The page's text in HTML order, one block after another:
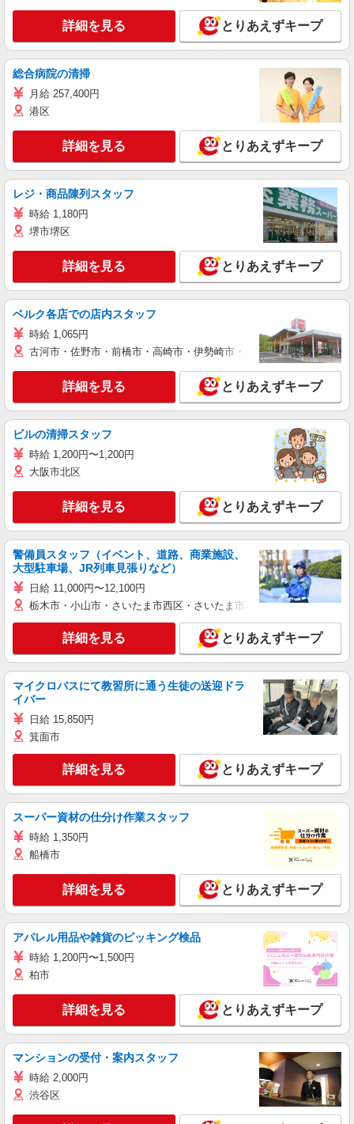
詳細を見る とりあえずキープ
総合病院の清掃
月給 257,400円
港区
詳細を見る とりあえずキープ
レジ・商品陳列スタッフ
時給 1,180円
堺市堺区
詳細を見る とりあえずキープ
ベルク各店での店内スタッフ
時給 1,065円
古河市・佐野市・前橋市・高崎市・伊勢崎市・太田市・館林市・藤
詳細を見る とりあえずキープ
ビルの清掃スタッフ
時給 1,200円〜1,200円
大阪市北区
詳細を見る とりあえずキープ
警備員スタッフ（イベント、道路、商業施設、
大型駐車場、JR列車見張りなど）
日給 11,000円〜12,100円
栃木市・小山市・さいたま市西区・さいたま市岩槻区・久喜市・蓮田
詳細を見る とりあえずキープ
マイクロバスにて教習所に通う生徒の送迎ドラ
イバー
日給 15,850円
箕面市
詳細を見る とりあえずキープ
スーパー資材の仕分け作業スタッフ
時給 1,350円
船橋市
詳細を見る とりあえずキープ
アパレル用品や雑貨のピッキング検品
時給 1,200円〜1,500円
柏市
詳細を見る とりあえずキープ
マンションの受付・案内スタッフ
時給 2,000円
渋谷区